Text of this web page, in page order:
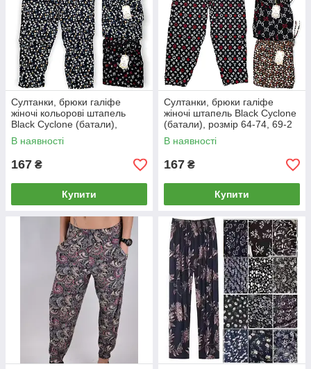
Султанки, брюки галіфе
жіночі кольорові штапель
Black Cyclone (батали),
розмір 64-74, 69-1
В наявності
167 ₴
Купити
Султанки, брюки галіфе
жіночі штапель Black Cyclone
(батали), розмір 64-74, 69-2
В наявності
167 ₴
Купити